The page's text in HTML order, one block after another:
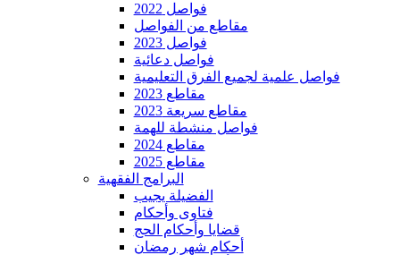
فواصل 2022
مقاطع من الفواصل
فواصل 2023
فواصل دعائية
فواصل علمية لجميع الفرق التعليمية
مقاطع 2023
مقاطع سريعة 2023
فواصل منشطة للهمة
مقاطع 2024
مقاطع 2025
البرامج الفقهية
الفضيلة يجيب
فتاوى وأحكام
قضايا وأحكام الحج
أحكام شهر رمضان